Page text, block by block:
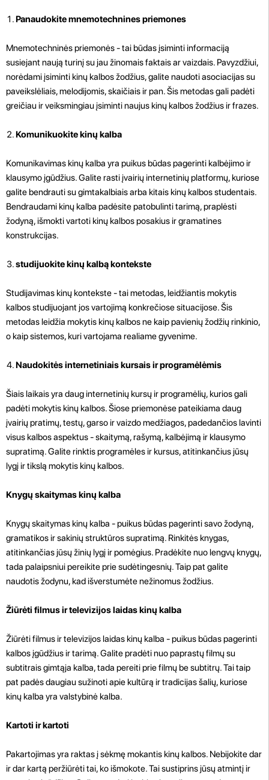
Panaudokite mnemotechnines priemones
Mnemotechninės priemonės - tai būdas įsiminti informaciją
susiejant naują turinį su jau žinomais faktais ar vaizdais. Pavyzdžiui,
norėdami įsiminti kinų kalbos žodžius, galite naudoti asociacijas su
paveikslėliais, melodijomis, skaičiais ir pan. Šis metodas gali padėti
greičiau ir veiksmingiau įsiminti naujus kinų kalbos žodžius ir frazes.
Komunikuokite kinų kalba
Komunikavimas kinų kalba yra puikus būdas pagerinti kalbėjimo ir
klausymo įgūdžius. Galite rasti įvairių internetinių platformų, kuriose
galite bendrauti su gimtakalbiais arba kitais kinų kalbos studentais.
Bendraudami kinų kalba padėsite patobulinti tarimą, praplėsti
žodyną, išmokti vartoti kinų kalbos posakius ir gramatines
konstrukcijas.
studijuokite kinų kalbą kontekste
Studijavimas kinų kontekste - tai metodas, leidžiantis mokytis
kalbos studijuojant jos vartojimą konkrečiose situacijose. Šis
metodas leidžia mokytis kinų kalbos ne kaip pavienių žodžių rinkinio,
o kaip sistemos, kuri vartojama realiame gyvenime.
Naudokitės internetiniais kursais ir programėlėmis
Šiais laikais yra daug internetinių kursų ir programėlių, kurios gali
padėti mokytis kinų kalbos. Šiose priemonėse pateikiama daug
įvairių pratimų, testų, garso ir vaizdo medžiagos, padedančios lavinti
visus kalbos aspektus - skaitymą, rašymą, kalbėjimą ir klausymo
supratimą. Galite rinktis programėles ir kursus, atitinkančius jūsų
lygį ir tikslą mokytis kinų kalbos.
Knygų skaitymas kinų kalba
Knygų skaitymas kinų kalba - puikus būdas pagerinti savo žodyną,
gramatikos ir sakinių struktūros supratimą. Rinkitės knygas,
atitinkančias jūsų žinių lygį ir pomėgius. Pradėkite nuo lengvų knygų,
tada palaipsniui pereikite prie sudėtingesnių. Taip pat galite
naudotis žodynu, kad išverstumėte nežinomus žodžius.
Žiūrėti filmus ir televizijos laidas kinų kalba
Žiūrėti filmus ir televizijos laidas kinų kalba - puikus būdas pagerinti
kalbos įgūdžius ir tarimą. Galite pradėti nuo paprastų filmų su
subtitrais gimtąja kalba, tada pereiti prie filmų be subtitrų. Tai taip
pat padės daugiau sužinoti apie kultūrą ir tradicijas šalių, kuriose
kinų kalba yra valstybinė kalba.
Kartoti ir kartoti
Pakartojimas yra raktas į sėkmę mokantis kinų kalbos. Nebijokite dar
ir dar kartą peržiūrėti tai, ko išmokote. Tai sustiprins jūsų atmintį ir